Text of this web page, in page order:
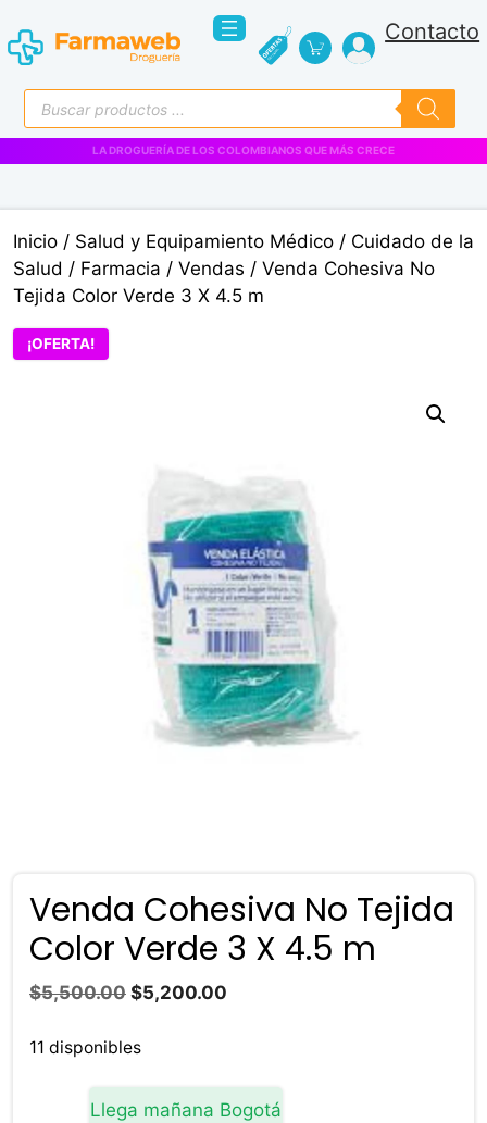
al
contenido
Contacto
Búsqueda
de
productos
LA DROGUERÍA DE LOS COLOMBIANOS QUE MÁS CRECE
Inicio / Salud y Equipamiento Médico / Cuidado de la
Salud / Farmacia / Vendas / Venda Cohesiva No
Tejida Color Verde 3 X 4.5 m
¡OFERTA!
Venda Cohesiva No Tejida
Color Verde 3 X 4.5 m
$5,500.00 El
original
$5,500.00.
$5,200.00
$5,200.00.
11 disponibles
Llega mañana Bogotá